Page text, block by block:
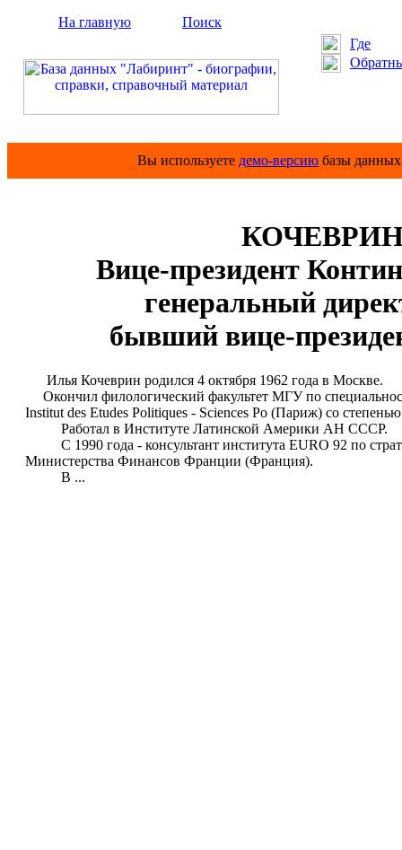
На главную
Поиск
Где
Вы используете демо-версию базы
КОЧЕВРИН
Вице-президент
генеральный
бывший вице-
Илья Кочеврин родился 4 октября 1962 года в Москве.
Окончил филологический факультет МГУ по
Institut des Etudes Politiques - Sciences Po (Париж) со
Работал в Институте Латинской Америки АН СССР.
С 1990 года - консультант института EURO 92 по
Министерства Финансов Франции (Франция).
В ...